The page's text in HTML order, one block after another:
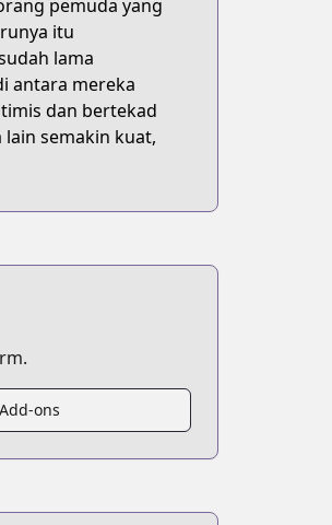
pemuda yang
itu
lama
antara mereka
dan bertekad
semakin kuat,
ons